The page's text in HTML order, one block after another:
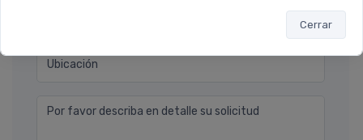
Cerrar
Ubicación
Por favor describa en detalle su solicitud